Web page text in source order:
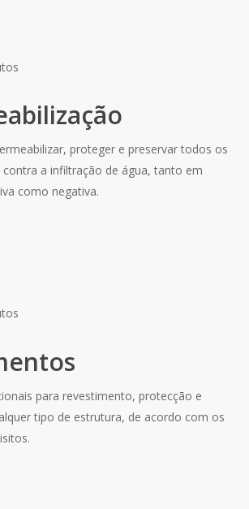
proteger e preservar todos os
a infiltração de água, tanto em
como negativa.
para revestimento, protecção e
tipo de estrutura, de acordo com os